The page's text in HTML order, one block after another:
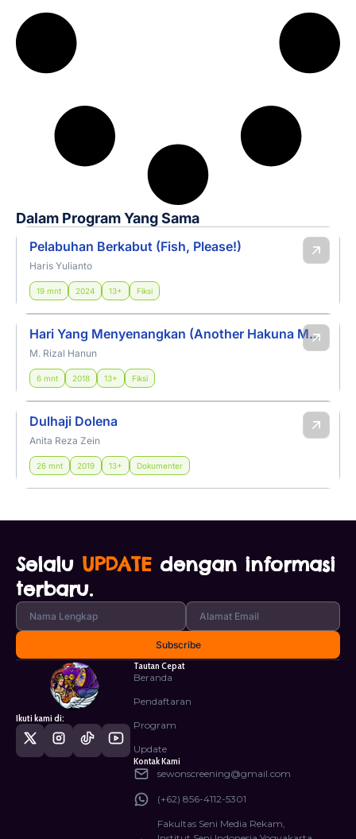
Dalam Program Yang Sama
Pelabuhan Berkabut (Fish, Please!)
Haris Yulianto
19 mnt 2024 13+ Fiksi
Hari Yang Menyenangkan (Another Hakuna Matata)
M. Rizal Hanun
6 mnt 2018 13+ Fiksi
Dulhaji Dolena
Anita Reza Zein
26 mnt 2019 13+ Dokumenter
Selalu UPDATE dengan informasi
terbaru.
Ikuti kami di:
Tautan Cepat
Beranda
Pendaftaran
Program
Update
Kontak Kami
sewonscreening@gmail.com
(+62) 856-4112-5301
Fakultas Seni Media Rekam,